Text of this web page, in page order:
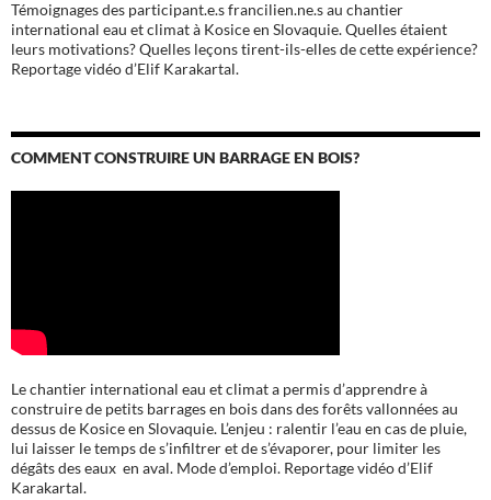
Témoignages des participant.e.s francilien.ne.s au chantier
international eau et climat à Kosice en Slovaquie. Quelles étaient
leurs motivations? Quelles leçons tirent-ils-elles de cette expérience?
Reportage vidéo d’Elif Karakartal.
COMMENT CONSTRUIRE UN BARRAGE EN BOIS?
Le chantier international eau et climat a permis d’apprendre à
construire de petits barrages en bois dans des forêts vallonnées au
dessus de Kosice en Slovaquie. L’enjeu : ralentir l’eau en cas de pluie,
lui laisser le temps de s’infiltrer et de s’évaporer, pour limiter les
dégâts des eaux en aval. Mode d’emploi. Reportage vidéo d’Elif
Karakartal.